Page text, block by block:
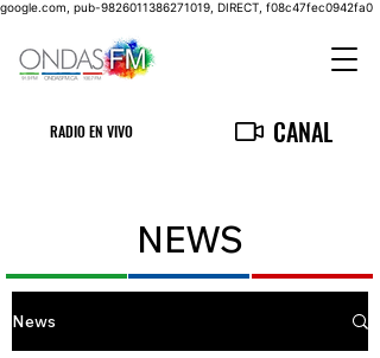
google.com, pub-9826011386271019, DIRECT, f08c47fec0942fa0
RADIO EN VIVO CANAL
NEWS
News